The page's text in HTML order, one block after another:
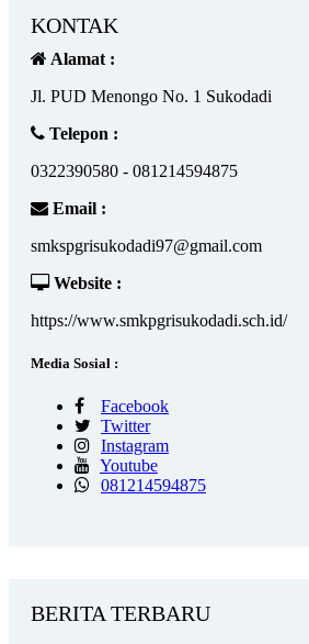
KONTAK
Alamat :
Jl. PUD Menongo No. 1 Sukodadi
Telepon :
0322390580 - 081214594875
Email :
smkspgrisukodadi97@gmail.com
Website :
https://www.smkpgrisukodadi.sch.id/
Media Sosial :
Facebook
Twitter
Instagram
Youtube
081214594875
BERITA TERBARU